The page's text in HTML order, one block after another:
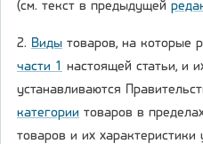
(см. текст в предыдущей
2. Виды товаров, на которые
части 1 настоящей статьи, и
устанавливаются
категории товаров в
товаров и их характеристики